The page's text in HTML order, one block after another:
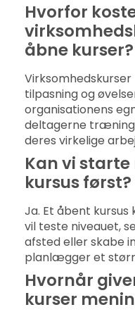
Hvorfor
åbne kurser?
tilpasning og
organisationens
deltagerne
deres virkelige
Kan vi
kursus først?
Ja. Et åbent
vil teste niveauet,
afsted eller skabe
planlægger et
Hvornår
kurser